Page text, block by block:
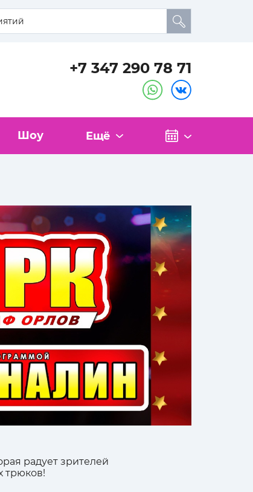
+7 347 290 78 71
Шоу Ещё
радует зрителей
трюков!